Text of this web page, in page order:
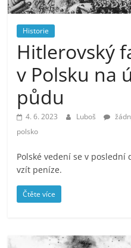
prospívá?
Historie
Hitlerovský
v Polsku na
půdu
4. 6. 2023 Luboš
polsko
Polské vedení se v poslední
vzít peníze.
Čtěte více